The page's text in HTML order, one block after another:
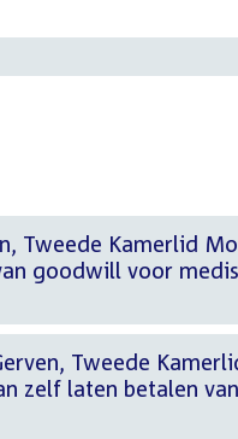
Tweede Kamerlid
goodwill voor
Tweede
zelf laten betalen